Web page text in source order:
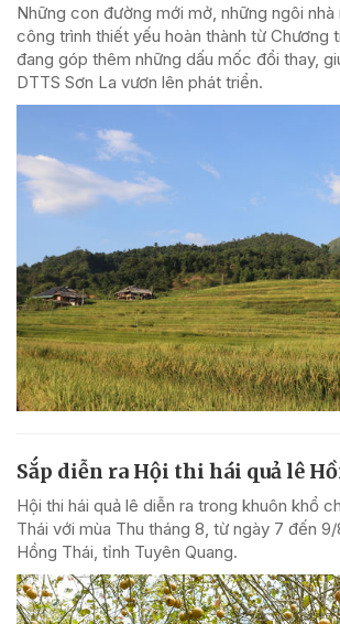
Những con đường mới mở, những ngôi nhà
công trình thiết yếu hoàn thành từ Chương
đang góp thêm những dấu mốc đổi thay,
DTTS Sơn La vươn lên phát triển.
Sắp diễn ra Hội thi hái quả lê
Hội thi hái quả lê diễn ra trong khuôn khổ
Thái với mùa Thu tháng 8, từ ngày 7 đến
Hồng Thái, tỉnh Tuyên Quang.